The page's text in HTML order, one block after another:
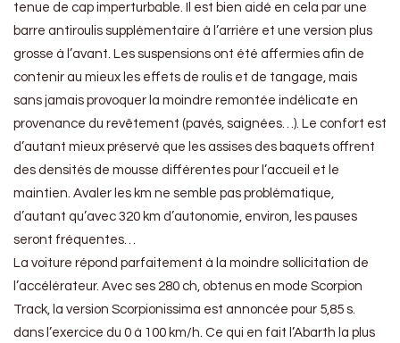
tenue de cap imperturbable. Il est bien aidé en cela par une
barre antiroulis supplémentaire à l’arrière et une version plus
grosse à l’avant. Les suspensions ont été affermies afin de
contenir au mieux les effets de roulis et de tangage, mais
sans jamais provoquer la moindre remontée indélicate en
provenance du revêtement (pavés, saignées…). Le confort est
d’autant mieux préservé que les assises des baquets offrent
des densités de mousse différentes pour l’accueil et le
maintien. Avaler les km ne semble pas problématique,
d’autant qu’avec 320 km d’autonomie, environ, les pauses
seront fréquentes…
La voiture répond parfaitement à la moindre sollicitation de
l’accélérateur. Avec ses 280 ch, obtenus en mode Scorpion
Track, la version Scorpionissima est annoncée pour 5,85 s.
dans l’exercice du 0 à 100 km/h. Ce qui en fait l’Abarth la plus